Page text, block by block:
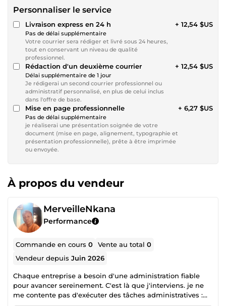
Personnaliser le service
Livraison express en 24 h
Pas de délai supplémentaire
Votre courrier sera rédiger et livré sous 24 heures,
tout en conservant un niveau de qualité
professionnel.
+ 12,54 $US
Rédaction d'un deuxième courrier
Délai supplémentaire de 1 jour
Je rédigerai un second courrier professionnel ou
administratif personnalisé, en plus de celui inclus
dans l'offre de base.
+ 12,54 $US
Mise en page professionnelle
Pas de délai supplémentaire
je réaliserai une présentation soignée de votre
document (mise en page, alignement, typographie et
présentation professionnelle), prête à être imprimée
ou envoyée.
+ 6,27 $US
À propos du vendeur
MerveilleNkana
Performance
Commande en cours0 Vente au total0
Vendeur depuisJuin 2026
Chaque entreprise a besoin d'une administration fiable
pour avancer sereinement. C'est là que j'interviens. je ne
me contente pas d'exécuter des tâches administratives :